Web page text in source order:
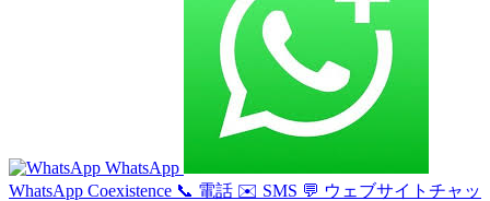
WhatsApp
WhatsApp Coexistence 📞 電話 ✉️ SMS 💬 ウェブサイトチャッ